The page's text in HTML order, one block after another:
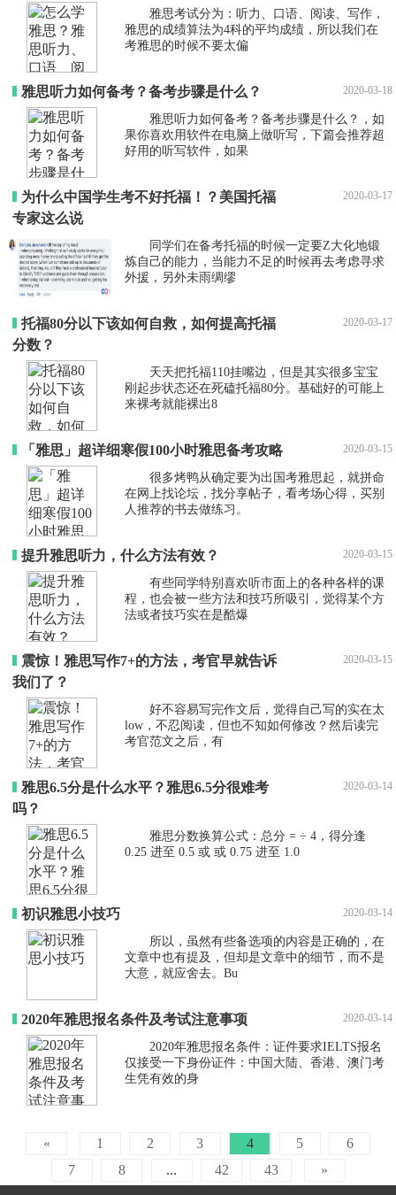
雅思考试分为：听力、口语、阅读、写作，
雅思的成绩算法为4科的平均成绩，所以我们在
考雅思的时候不要太偏
雅思听力如何备考？备考步骤是什么？ 2020-03-18
雅思听力如何备考？备考步骤是什么？，如
果你喜欢用软件在电脑上做听写，下篇会推荐超
好用的听写软件，如果
为什么中国学生考不好托福！？美国托福
专家这么说
2020-03-17
同学们在备考托福的时候一定要Z大化地锻
炼自己的能力，当能力不足的时候再去考虑寻求
外援，另外未雨绸缪
托福80分以下该如何自救，如何提高托福
分数？
2020-03-17
天天把托福110挂嘴边，但是其实很多宝宝
刚起步状态还在死磕托福80分。基础好的可能上
来裸考就能裸出8
「雅思」超详细寒假100小时雅思备考攻略 2020-03-15
很多烤鸭从确定要为出国考雅思起，就拼命
在网上找论坛，找分享帖子，看考场心得，买别
人推荐的书去做练习。
提升雅思听力，什么方法有效？ 2020-03-15
有些同学特别喜欢听市面上的各种各样的课
程，也会被一些方法和技巧所吸引，觉得某个方
法或者技巧实在是酷爆
震惊！雅思写作7+的方法，考官早就告诉
我们了？
2020-03-15
好不容易写完作文后，觉得自己写的实在太
low，不忍阅读，但也不知如何修改？然后读完
考官范文之后，有
雅思6.5分是什么水平？雅思6.5分很难考
吗？
2020-03-14
雅思分数换算公式：总分 = ÷ 4，得分逢
0.25 进至 0.5 或 或 0.75 进至 1.0
初识雅思小技巧 2020-03-14
所以，虽然有些备选项的内容是正确的，在
文章中也有提及，但却是文章中的细节，而不是
大意，就应舍去。Bu
2020年雅思报名条件及考试注意事项 2020-03-14
2020年雅思报名条件：证件要求IELTS报名
仅接受一下身份证件：中国大陆、香港、澳门考
生凭有效的身
« 1 2 3 4 5
6
7
8 ... 42 43 »